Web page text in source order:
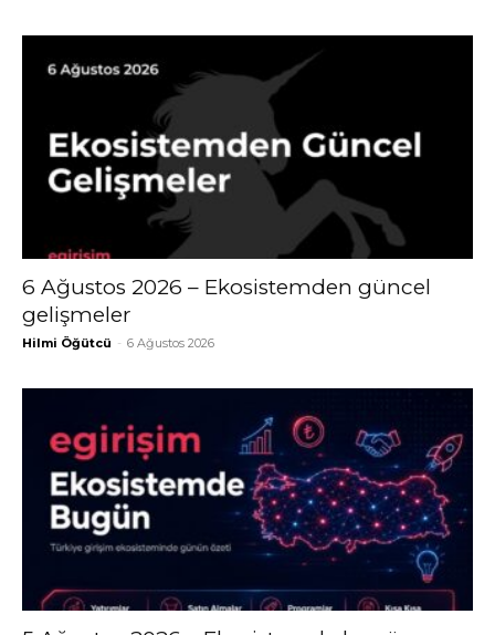
6 Ağustos 2026 – Ekosistemden güncel
gelişmeler
Hilmi Öğütcü - 6 Ağustos 2026